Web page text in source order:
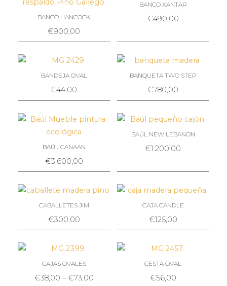
BANCO HANCOCK
€900,00
BANCO XANTAR
€490,00
BANDEJA OVAL
€44,00
BANQUETA TWO STEP
€780,00
BAÚL CANAAN
€3.600,00
BAÚL NEW LEBANON
€1.200,00
CABALLETES JIM
€300,00
CAJA CANDLE
€125,00
CAJAS OVALES
€38,00 – €73,00
CESTA OVAL
€56,00